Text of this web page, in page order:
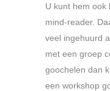
U kunt hem ook
mind-reader.
veel ingehuurd
met een groep
goochelen dan
een workshop